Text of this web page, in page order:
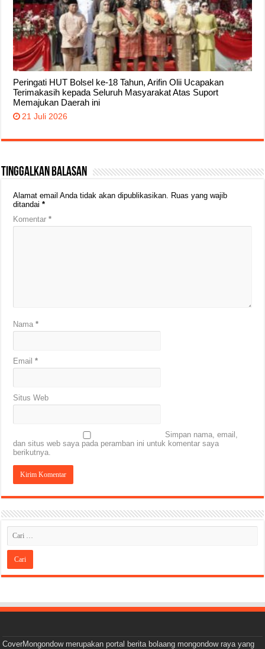
Peringati HUT Bolsel ke-18 Tahun, Arifin Olii Ucapakan
Terimakasih kepada Seluruh Masyarakat Atas Suport
Memajukan Daerah ini
21 Juli 2026
Tinggalkan Balasan
Alamat email Anda tidak akan dipublikasikan. Ruas yang wajib
ditandai*
Komentar*
Nama*
Email*
Situs Web
Simpan nama, email,
dan situs web saya pada peramban ini untuk komentar saya
berikutnya.
CoverMongondow merupakan portal berita bolaang mongondow raya yang